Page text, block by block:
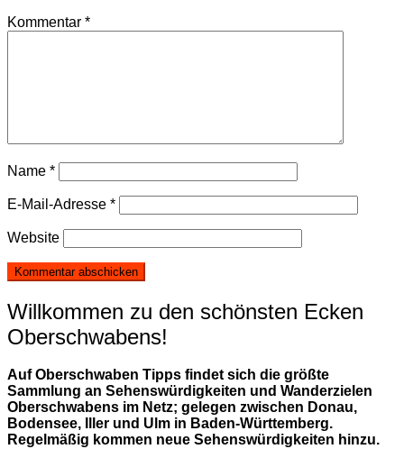
Kommentar *
Name *
E-Mail-Adresse *
Website
Willkommen zu den schönsten Ecken
Oberschwabens!
Auf Oberschwaben Tipps findet sich die größte
Sammlung an Sehenswürdigkeiten und Wanderzielen
Oberschwabens im Netz; gelegen zwischen Donau,
Bodensee, Iller und Ulm in Baden-Württemberg.
Regelmäßig kommen neue Sehenswürdigkeiten hinzu.